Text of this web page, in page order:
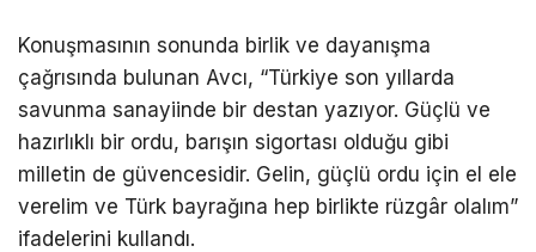
Konuşmasının sonunda birlik ve dayanışma
çağrısında bulunan Avcı, “Türkiye son yıllarda
savunma sanayiinde bir destan yazıyor. Güçlü ve
hazırlıklı bir ordu, barışın sigortası olduğu gibi
milletin de güvencesidir. Gelin, güçlü ordu için el ele
verelim ve Türk bayrağına hep birlikte rüzgâr olalım”
ifadelerini kullandı.